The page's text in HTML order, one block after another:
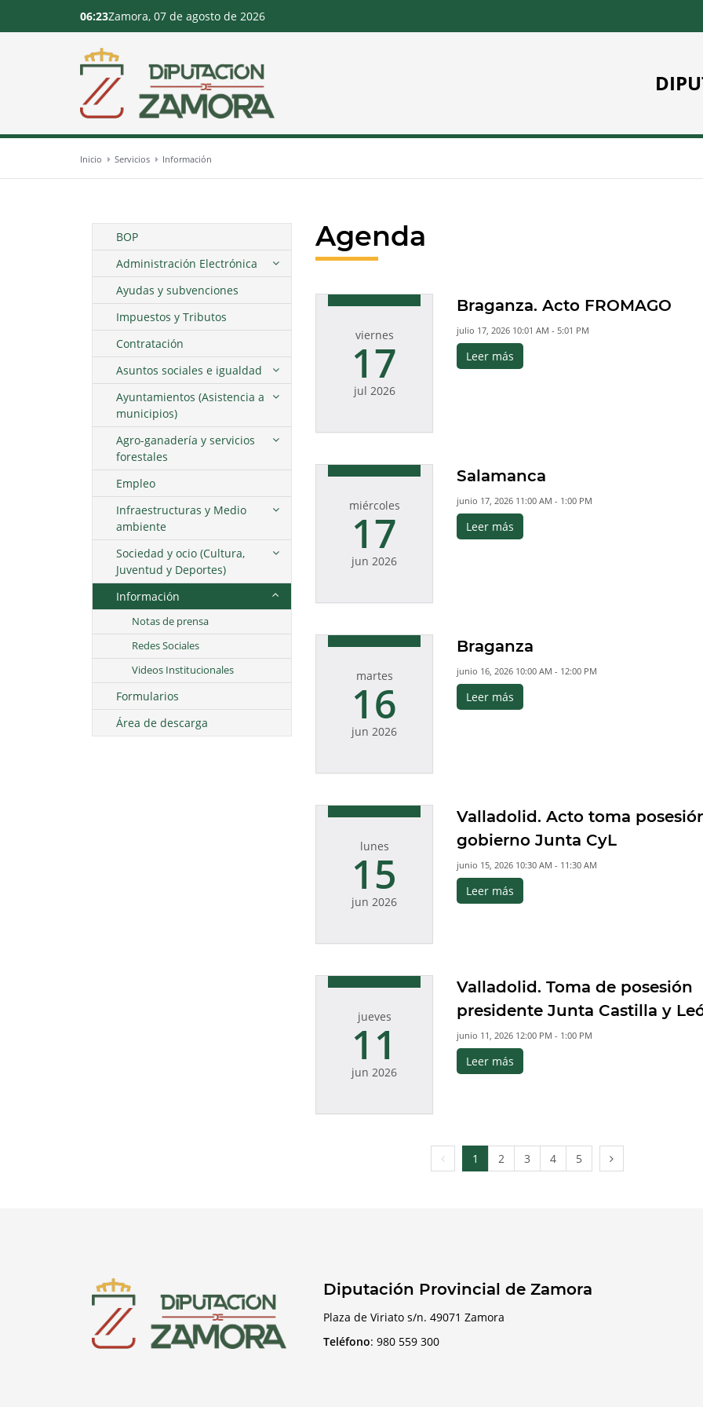
06:23Zamora, 07 de agosto de 2026
Inicio Servicios Información
BOP
Administración Electrónica
Ayudas y subvenciones
Impuestos y Tributos
Contratación
Asuntos sociales e igualdad
Ayuntamientos (Asistencia a
municipios)
Agro-ganadería y servicios
forestales
Empleo
Infraestructuras y Medio
ambiente
Sociedad y ocio (Cultura,
Juventud y Deportes)
Información
Notas de prensa
Redes Sociales
Videos Institucionales
Formularios
Área de descarga
Agenda
viernes
17
jul 2026
Braganza. Acto FROMAGO
julio 17, 2026 10:01 AM - 5:01 PM
Leer más
miércoles
17
jun 2026
Salamanca
junio 17, 2026 11:00 AM - 1:00 PM
Leer más
martes
16
jun 2026
Braganza
junio 16, 2026 10:00 AM - 12:00 PM
Leer más
lunes
15
jun 2026
Valladolid. Acto toma
gobierno Junta CyL
junio 15, 2026 10:30 AM - 11:30 AM
Leer más
jueves
11
jun 2026
Valladolid. Toma de posesión
presidente Junta Castilla y
junio 11, 2026 12:00 PM - 1:00 PM
Leer más
Página
anterior
1 2 3 4 5
Página
siguiente
Diputación Provincial de Zamora
Plaza de Viriato s/n. 49071 Zamora
Teléfono: 980 559 300